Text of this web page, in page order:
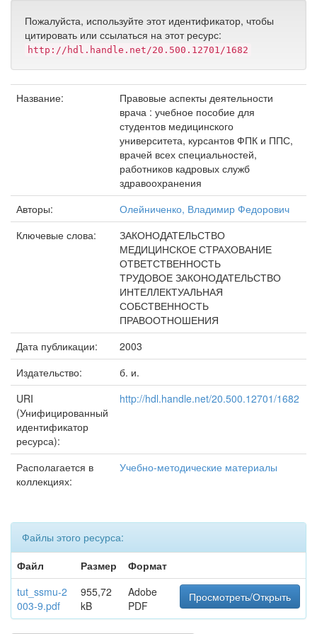
Пожалуйста, используйте этот идентификатор, чтобы
цитировать или ссылаться на этот ресурс:
http://hdl.handle.net/20.500.12701/1682
Название:
Правовые аспекты деятельности
врача : учебное пособие для
студентов медицинского
университета, курсантов ФПК и ППС,
врачей всех специальностей,
работников кадровых служб
здравоохранения
Авторы:
Олейниченко, Владимир Федорович
Ключевые слова:
ЗАКОНОДАТЕЛЬСТВО
МЕДИЦИНСКОЕ СТРАХОВАНИЕ
ОТВЕТСТВЕННОСТЬ
ТРУДОВОЕ ЗАКОНОДАТЕЛЬСТВО
ИНТЕЛЛЕКТУАЛЬНАЯ
СОБСТВЕННОСТЬ
ПРАВООТНОШЕНИЯ
Дата публикации:
2003
Издательство:
б. и.
URI
(Унифицированный
идентификатор
ресурса):
http://hdl.handle.net/20.500.12701/1682
Располагается в
коллекциях:
Учебно-методические материалы
Файлы этого ресурса:
Файл
Размер
Формат
tut_ssmu-2
003-9.pdf
955,72
kB
Adobe
PDF
Просмотреть/Открыть